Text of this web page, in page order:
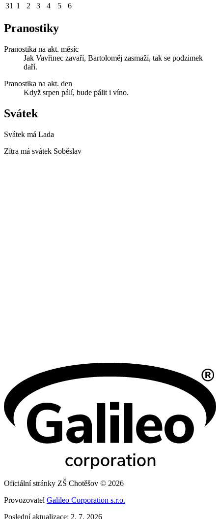
31 1 2 3 4 5 6
Pranostiky
Pranostika na akt. měsíc
Jak Vavřinec zavaří, Bartoloměj zasmaží, tak se podzimek
daří.
Pranostika na akt. den
Když srpen pálí, bude pálit i víno.
Svátek
Svátek má Lada
Zítra má svátek Soběslav
Oficiální stránky ZŠ Chotěšov © 2026
Provozovatel Galileo Corporation s.r.o.
Poslední aktualizace: 2. 7. 2026